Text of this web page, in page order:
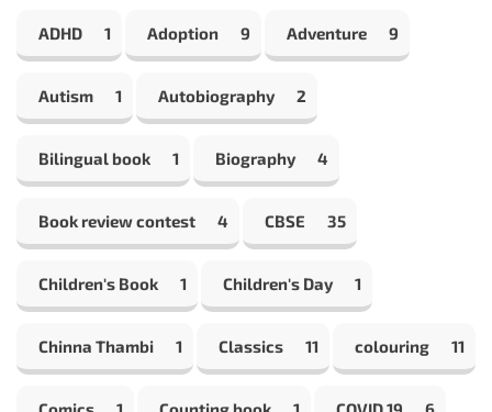
ADHD 1 Adoption 9 Adventure 9
Autism 1 Autobiography 2
Bilingual book 1 Biography 4
Book review contest 4 CBSE 35
Children's Book 1 Children's Day 1
Chinna Thambi 1 Classics 11 colouring 11